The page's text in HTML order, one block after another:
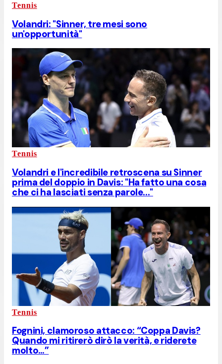
Tennis
Volandri: "Sinner, tre mesi sono
un'opportunità"
Tennis
Volandri e l'incredibile retroscena su Sinner
prima del doppio in Davis: "Ha fatto una cosa
che ci ha lasciati senza parole..."
Tennis
Fognini, clamoroso attacco: “Coppa Davis?
Quando mi ritirerò dirò la verità, e riderete
molto…”